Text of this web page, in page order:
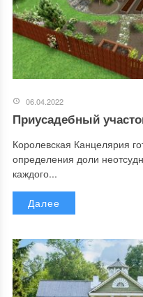
06.04.2022
Приусадебный
Королевская Канцелярия
определения доли
каждого...
Далее